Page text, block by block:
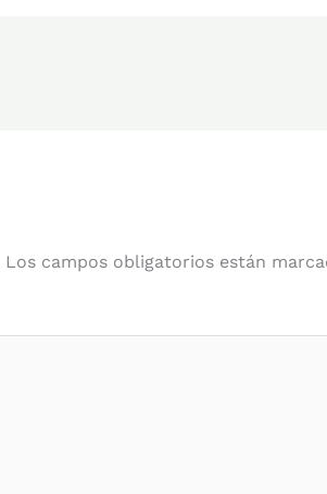
Los campos obligatorios están